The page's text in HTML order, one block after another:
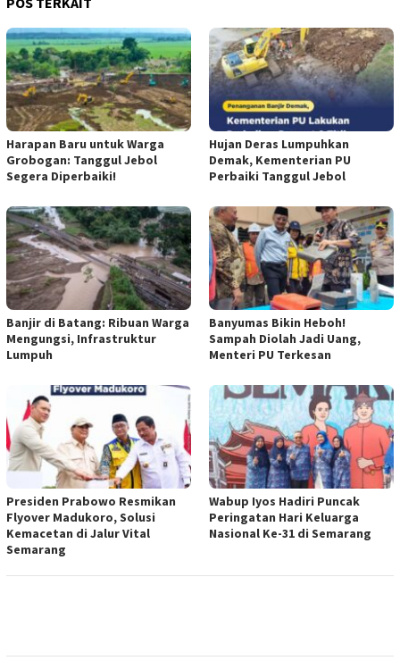
Harapan Baru untuk Warga
Grobogan: Tanggul Jebol
Segera Diperbaiki!
Hujan Deras Lumpuhkan
Demak, Kementerian PU
Perbaiki Tanggul Jebol
Banjir di Batang: Ribuan Warga
Mengungsi, Infrastruktur
Lumpuh
Banyumas Bikin Heboh!
Sampah Diolah Jadi Uang,
Menteri PU Terkesan
Presiden Prabowo Resmikan
Flyover Madukoro, Solusi
Kemacetan di Jalur Vital
Semarang
Wabup Iyos Hadiri Puncak
Peringatan Hari Keluarga
Nasional Ke-31 di Semarang